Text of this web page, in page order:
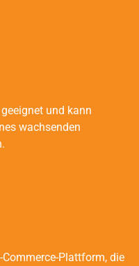
und kann
wachsenden
Commerce-Plattform, die